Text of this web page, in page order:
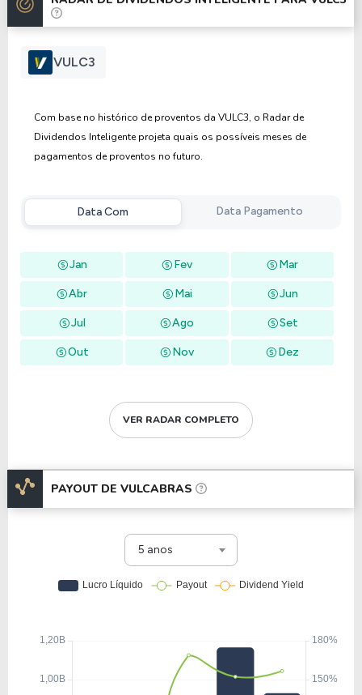
VULC3
Com base no histórico de proventos da VULC3, o Radar de
Dividendos Inteligente projeta quais os possíveis meses de
pagamentos de proventos no futuro.
Data Com Data Pagamento
Jan Fev Mar
Abr Mai Jun
Jul Ago Set
Out Nov Dez
VER RADAR COMPLETO
PAYOUT DE VULCABRAS
5 anos